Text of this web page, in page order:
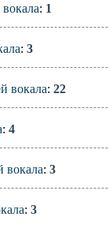
: 1
: 3
вокала: 22
: 4
вокала: 3
: 3